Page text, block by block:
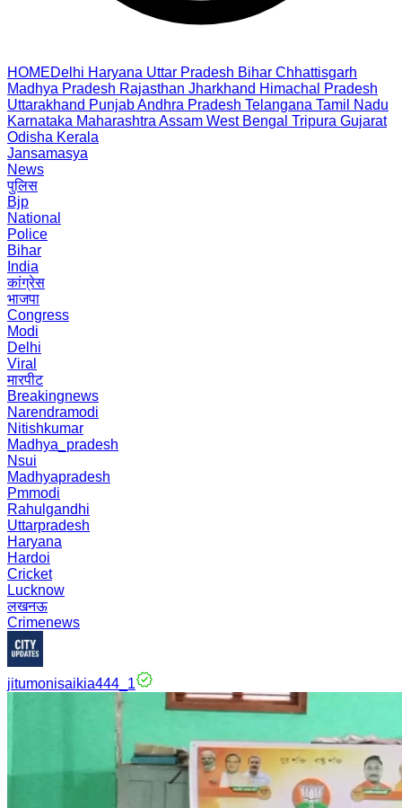
HOMEDelhi Haryana Uttar Pradesh Bihar Chhattisgarh
Madhya Pradesh Rajasthan Jharkhand Himachal Pradesh
Uttarakhand PunjabAndhra Pradesh Telangana Tamil Nadu
Karnataka Maharashtra Assam West Bengal Tripura Gujarat
Odisha Kerala
Jansamasya
News
पुलिस
Bjp
National
Police
Bihar
India
कांग्रेस
भाजपा
Congress
Modi
Delhi
Viral
मारपीट
Breakingnews
Narendramodi
Nitishkumar
Madhya_pradesh
Nsui
Madhyapradesh
Pmmodi
Rahulgandhi
Uttarpradesh
Haryana
Hardoi
Cricket
Lucknow
लखनऊ
Crimenews
jitumonisaikia444_1